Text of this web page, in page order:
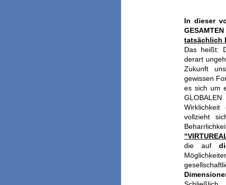
In dieser
tatsächlich
Das heißt:
derart
Zukunft
gewissen
es sich um
vollzieht
die auf